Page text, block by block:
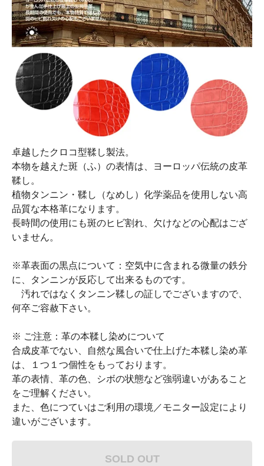
卓越したクロコ型鞣し製法。
本物を越えた斑（ふ）の表情は、ヨーロッパ伝統の皮革
鞣し。
植物タンニン・鞣し（なめし）化学薬品を使用しない高
品質な本格革になります。
長時間の使用にも斑のヒビ割れ、欠けなどの心配はござ
いません。
※革表面の黒点について：空気中に含まれる微量の鉄分
に、タンニンが反応して出来るものです。
汚れではなくタンニン鞣しの証しでございますので、
何卒ご容赦下さい。
※ ご注意：革の本鞣し染めについて
合成皮革でない、自然な風合いで仕上げた本鞣し染め革
は、１つ１つ個性をもっております。
革の表情、革の色、シボの状態など強弱違いがあること
をご理解ください。
また、色につていはご利用の環境／モニター設定により
違いがございます。
SOLD OUT